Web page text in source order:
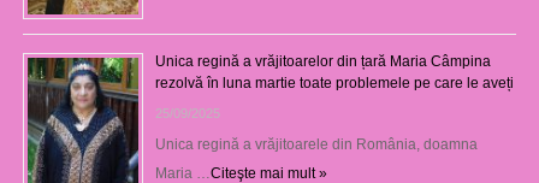
Unica regină a vrăjitoarelor din țară Maria Câmpina
rezolvă în luna martie toate problemele pe care le aveți
25/09/2025
Unica regină a vrăjitoarele din România, doamna
Maria … Citeşte mai mult »